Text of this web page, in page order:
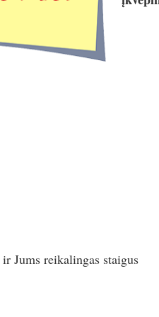
ir Jums reikalingas staigus